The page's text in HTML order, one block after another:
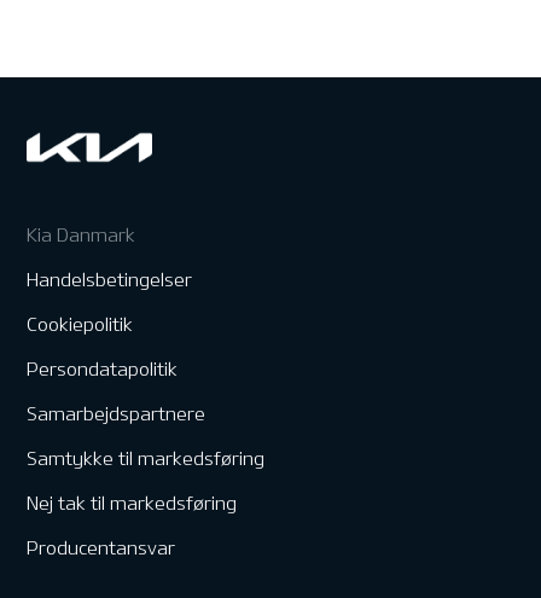
Kia Danmark
Handelsbetingelser
Cookiepolitik
Persondatapolitik
Samarbejdspartnere
Samtykke til markedsføring
Nej tak til markedsføring
Producentansvar